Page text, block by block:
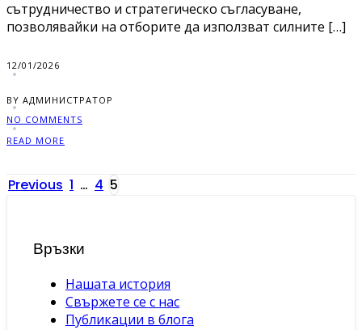
сътрудничество и стратегическо съгласуване,
позволявайки на отборите да използват силните […]
12/01/2026
BY АДМИНИСТРАТОР
NO COMMENTS
READ MORE
Posts
Previous 1 … 4 5
Връзки
Нашата история
Свържете се с нас
Публикации в блога